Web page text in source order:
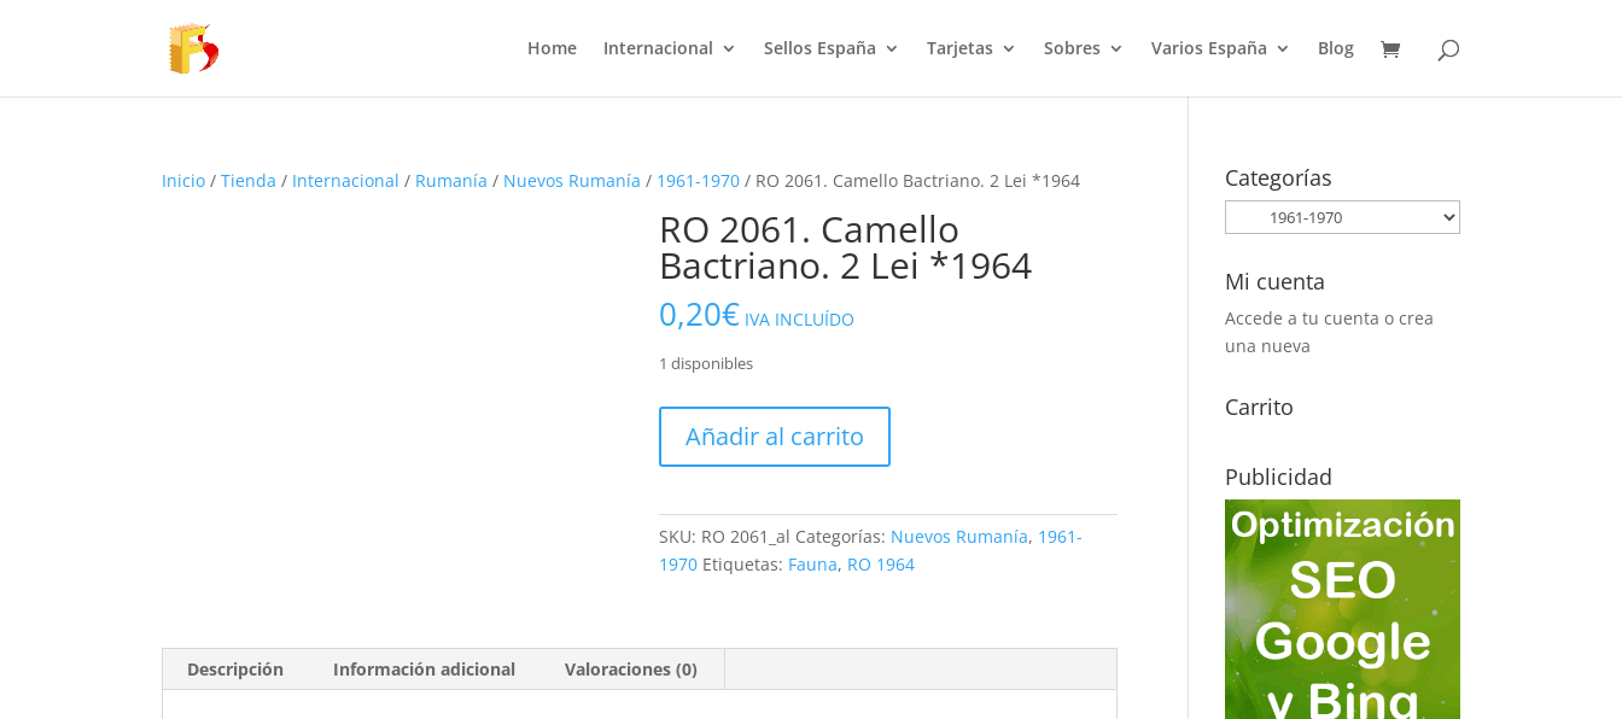
Home Internacional Sellos España Tarjetas Sobres Varios España Blog
Inicio /Tienda / Internacional / Rumanía / Nuevos Rumanía / 1961-1970 / RO 2061. Camello Bactriano. 2 Lei *1964
RO 2061. Camello
Bactriano. 2 Lei *1964
0,20€ IVA INCLUÍDO
1 disponibles
2061.
Camello
2
Lei
Añadir al carrito
SKU: RO 2061_al Categorías: Nuevos Rumanía, 1961-
1970 Etiquetas: Fauna, RO 1964
Descripción Información adicional Valoraciones (0)
Categorías
Mi cuenta
Accede a tu cuenta o crea
una nueva
Carrito
Publicidad